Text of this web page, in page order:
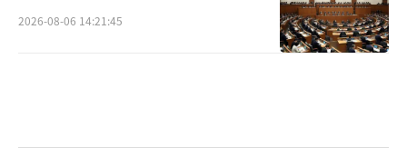
2026-08-06 14:21:45